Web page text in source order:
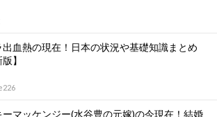
出血熱の現在！日本の状況や基礎知識まとめ
】
ーマッケンジー(水谷豊の元嫁)の今現在！結婚